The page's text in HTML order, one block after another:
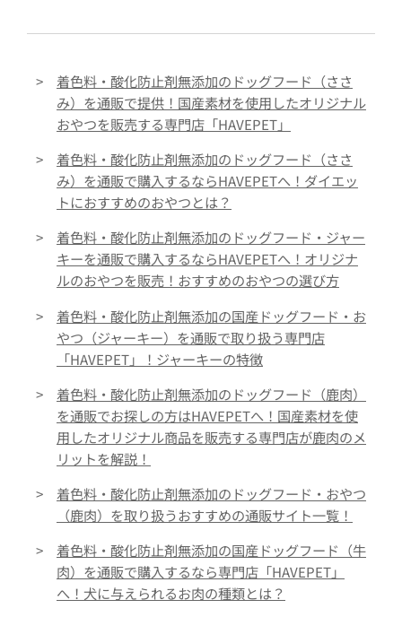
>
着色料・酸化防止剤無添加のドッグフード（ささ
み）を通販で提供！国産素材を使用したオリジナル
おやつを販売する専門店「HAVEPET」
>
着色料・酸化防止剤無添加のドッグフード（ささ
み）を通販で購入するならHAVEPETへ！ダイエッ
トにおすすめのおやつとは？
>
着色料・酸化防止剤無添加のドッグフード・ジャー
キーを通販で購入するならHAVEPETへ！オリジナ
ルのおやつを販売！おすすめのおやつの選び方
>
着色料・酸化防止剤無添加の国産ドッグフード・お
やつ（ジャーキー）を通販で取り扱う専門店
「HAVEPET」！ジャーキーの特徴
>
着色料・酸化防止剤無添加のドッグフード（鹿肉）
を通販でお探しの方はHAVEPETへ！国産素材を使
用したオリジナル商品を販売する専門店が鹿肉のメ
リットを解説！
>
着色料・酸化防止剤無添加のドッグフード・おやつ
（鹿肉）を取り扱うおすすめの通販サイト一覧！
>
着色料・酸化防止剤無添加の国産ドッグフード（牛
肉）を通販で購入するなら専門店「HAVEPET」
へ！犬に与えられるお肉の種類とは？